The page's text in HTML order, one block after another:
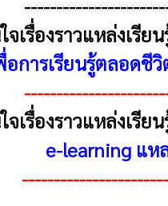
จเรื่องราวแหล่งเรี
การเรียนรู้ตลอดชีวิ
จเรื่องราวแหล่งเรี
e-learning แห